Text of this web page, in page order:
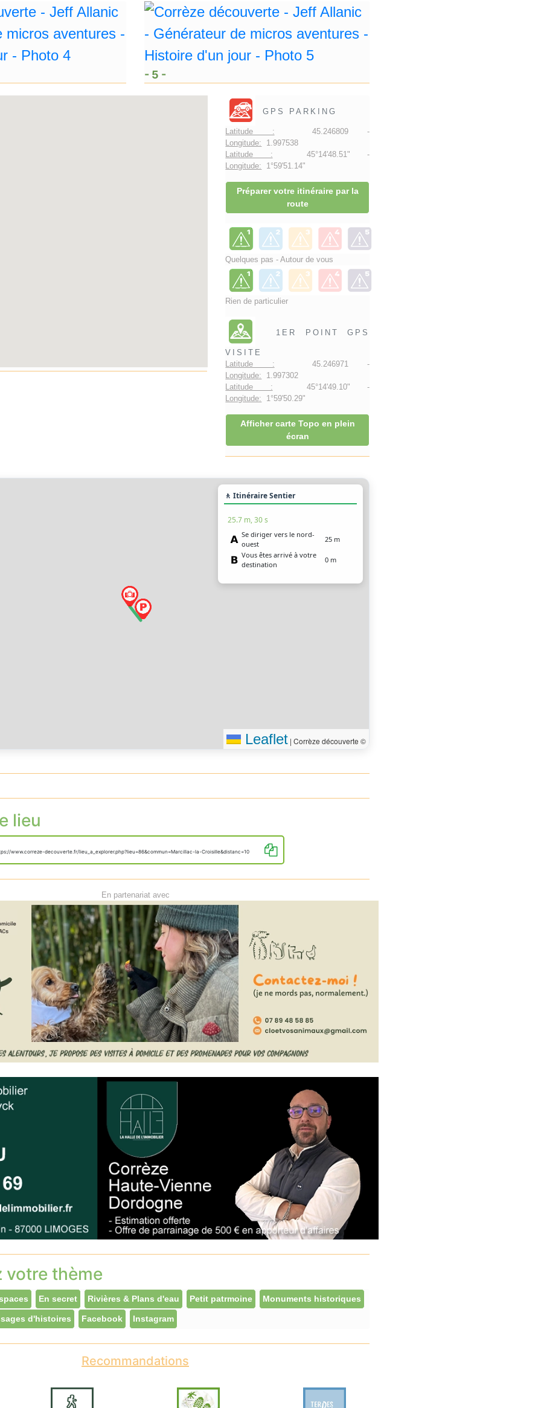
- 5 -
GPS PARKING
Latitude : 45.246809 -
Longitude: 1.997538
Latitude : 45°14'48.51" -
Longitude: 1°59'51.14"
Préparer votre itinéraire par la
route
Quelques pas - Autour de vous
Rien de particulier
1ER POINT GPS
VISITE
Latitude : 45.246971 -
Longitude: 1.997302
Latitude : 45°14'49.10" -
Longitude: 1°59'50.29"
Afficher carte Topo en plein
écran
🚶 Itinéraire Sentier
25.7 m, 30 s
Se diriger vers le nord-
ouest
25 m
Vous êtes arrivé à votre
destination
0 m
Leaflet | Corrèze découverte ©
lieu
www.correze-decouverte.fr/lieu_a_explorer.php?lieu=86&commun=Marcillac-la-Croisille&distanc=10
En partenariat avec
votre thème
En secret Rivières & Plans d'eau Petit patrmoine Monuments historiques
d'histoires Facebook Instagram
Recommandations